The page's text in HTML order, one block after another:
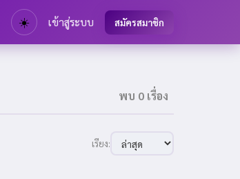
☀️ เข้าสู่ระบบ สมัครสมาชิก
พบ 0 เรื่อง
เรียง: